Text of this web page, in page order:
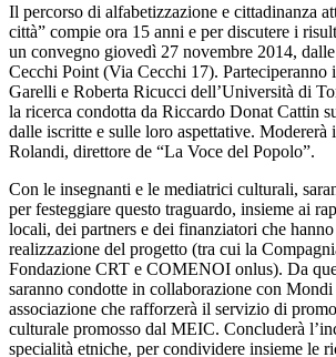
Il percorso di alfabetizzazione e cittadinanza
città” compie ora 15 anni e per discutere i
un convegno giovedì 27 novembre 2014,
Cecchi Point (Via Cecchi 17). Parteciperanno
Garelli e Roberta Ricucci dell’Università di
la ricerca condotta da Riccardo Donat Cattin
dalle iscritte e sulle loro aspettative. Modererà
Rolandi, direttore de “La Voce del Popolo”.
Con le insegnanti e le mediatrici culturali,
per festeggiare questo traguardo, insieme ai
locali, dei partners e dei finanziatori che
realizzazione del progetto (tra cui la
Fondazione CRT e COMENOI onlus). Da
saranno condotte in collaborazione con
associazione che rafforzerà il servizio di
culturale promosso dal MEIC. Concluderà
specialità etniche, per condividere insieme le